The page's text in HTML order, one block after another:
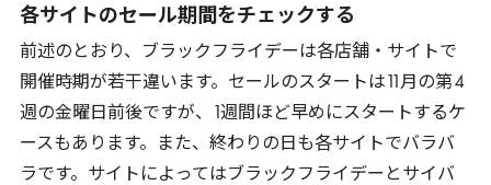
各サイトのセール期間をチェックする
前述のとおり、ブラックフライデーは各店舗・サイトで
開催時期が若干違います。セールのスタートは
月の第4
週の金曜日前後ですが、
週間ほど早めにスタートするケ
ースもあります。また、終わりの日も各サイトでバラバ
ラです。サイトによってはブラックフライデーとサイバ